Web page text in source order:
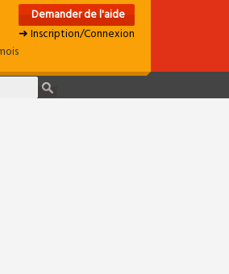
Demander de l'aide
➜ Inscription/Connexion